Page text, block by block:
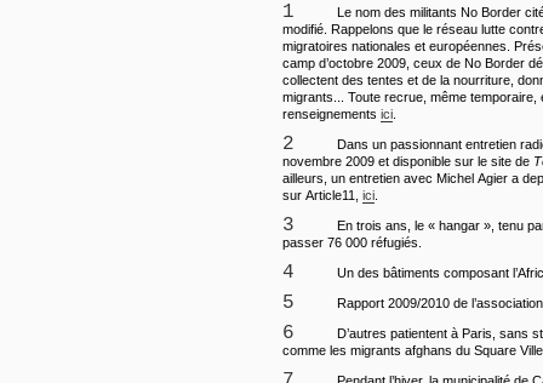
1
Le nom des militants No Border
modifié. Rappelons que le réseau lutte
migratoires nationales et européennes.
camp d’octobre 2009, ceux de No Border
collectent des tentes et de la nourriture,
migrants... Toute recrue, même temporaire,
renseignements ici
2
Dans un passionnant entretien
novembre 2009 et disponible sur le site de
ailleurs, un entretien avec Michel Agier a
sur Article11, ici
3
En trois ans, le « hangar », tenu
passer 76 000 réfugiés.
4 Un des bâtiments composant
5 Rapport 2009/2010 de
6
D’autres patientent à Paris, sans
comme les migrants afghans du Square